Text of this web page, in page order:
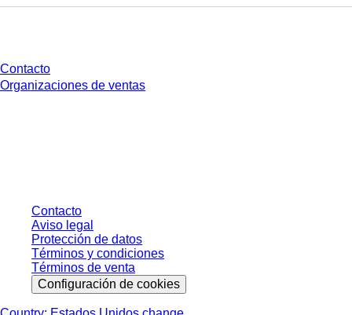
Contacto
Organizaciones de ventas
Contacto
Aviso legal
Protección de datos
Términos y condiciones
Términos de venta
Configuración de cookies